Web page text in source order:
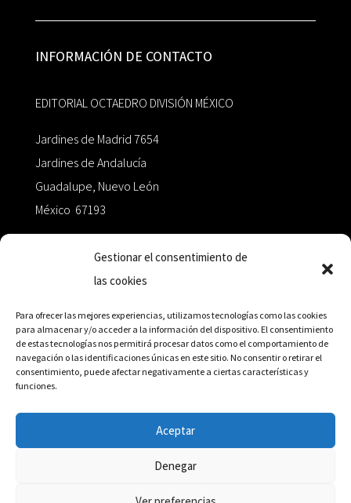
Gestionar el consentimiento de
las cookies
Para ofrecer las mejores experiencias, utilizamos tecnologías como las cookies
para almacenar y/o acceder a la información del dispositivo. El consentimiento
de estas tecnologías nos permitirá procesar datos como el comportamiento de
navegación o las identificaciones únicas en este sitio. No consentir o retirar el
consentimiento, puede afectar negativamente a ciertas características y
funciones.
Aceptar
Denegar
INFORMACIÓN DE CONTACTO
EDITORIAL OCTAEDRO DIVISIÓN MÉXICO
Jardines de Madrid 7654
Jardines de Andalucía
Guadalupe, Nuevo León
México 67193
+52 811.499.5638
RED DE DISTRIBUCIÓN